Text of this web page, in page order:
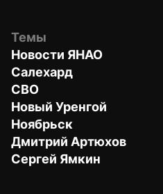
Темы
Новости ЯНАО
Салехард
СВО
Новый Уренгой
Ноябрьск
Дмитрий Артюхов
Сергей Ямкин